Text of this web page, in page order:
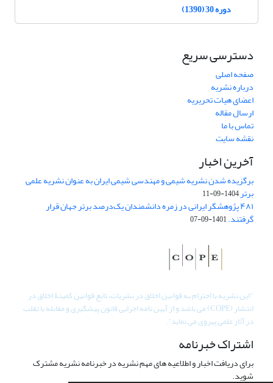
دوره 30 (1390)
دسترسی سریع
صفحه اصلی
درباره نشریه
اعضای هیات تحریریه
ارسال مقاله
تماس با ما
نقشه سایت
آخرین اخبار
برگزیده شدن نشریه شیمی و مهندسی شیمی ایران به عنوان نشریه علمی
برتر1404-09-11
۴۸۱ پژوهشگر ایرانی در زمره دانشمندان یک‌درصد برتر جهان قرار
گرفتند.1401-09-07
"این نشریه با احترام به قوانین اخلاق در نشریات، تابع قوانین کمیتۀ اخلاق در
انتشار (COPE) می باشد و از آیین نامه اجرایی قانون پیشگیری و مقابله با تقلب
در آثار علمی پیروی می نماید".
اشتراک خبرنامه
برای دریافت اخبار و اطلاعیه های مهم نشریه در خبرنامه نشریه مشترک
شوید.